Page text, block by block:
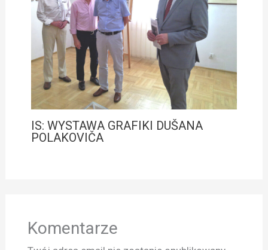
IS: WYSTAWA GRAFIKI DUŠANA
POLAKOVIČA
Komentarze